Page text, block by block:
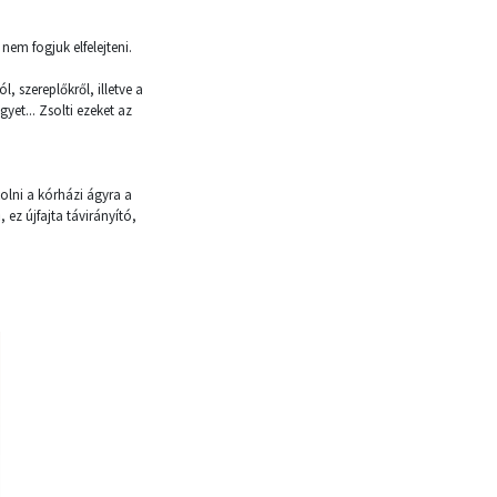
fogjuk elfelejteni.
szereplőkről, illetve a
Zsolti ezeket az
a kórházi ágyra a
ez újfajta távirányító,